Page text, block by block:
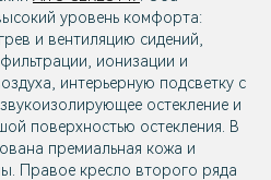
уровень комфорта:
и вентиляцию сидений,
ионизации и
интерьерную подсветку с
остекление и
поверхностью остекления. В
премиальная кожа и
Правое кресло второго ряда